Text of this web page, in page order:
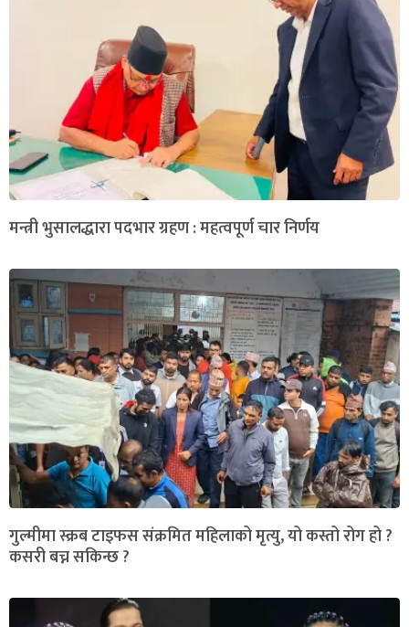
मन्त्री भुसालद्धारा पदभार ग्रहण : महत्वपूर्ण चार निर्णय
गुल्मीमा स्क्रब टाइफस संक्रमित महिलाको मृत्यु, यो कस्तो रोग हो ?
कसरी बच्न सकिन्छ ?